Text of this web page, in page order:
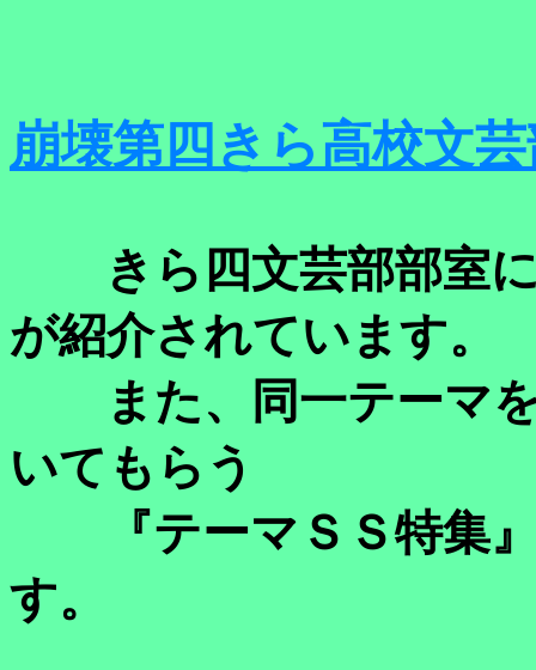
崩壊第四きら高校文
きら四文芸部部室に
が紹介されています。
また、同一テーマを
いてもらう
『テーマＳＳ特集』
す。